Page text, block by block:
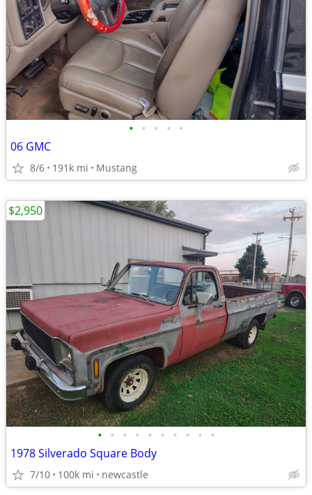
• • • • •
06 GMC
8/6 191k mi Mustang
• • • • • • • • • •
1978 Silverado Square Body
7/10 100k mi newcastle
$2,950